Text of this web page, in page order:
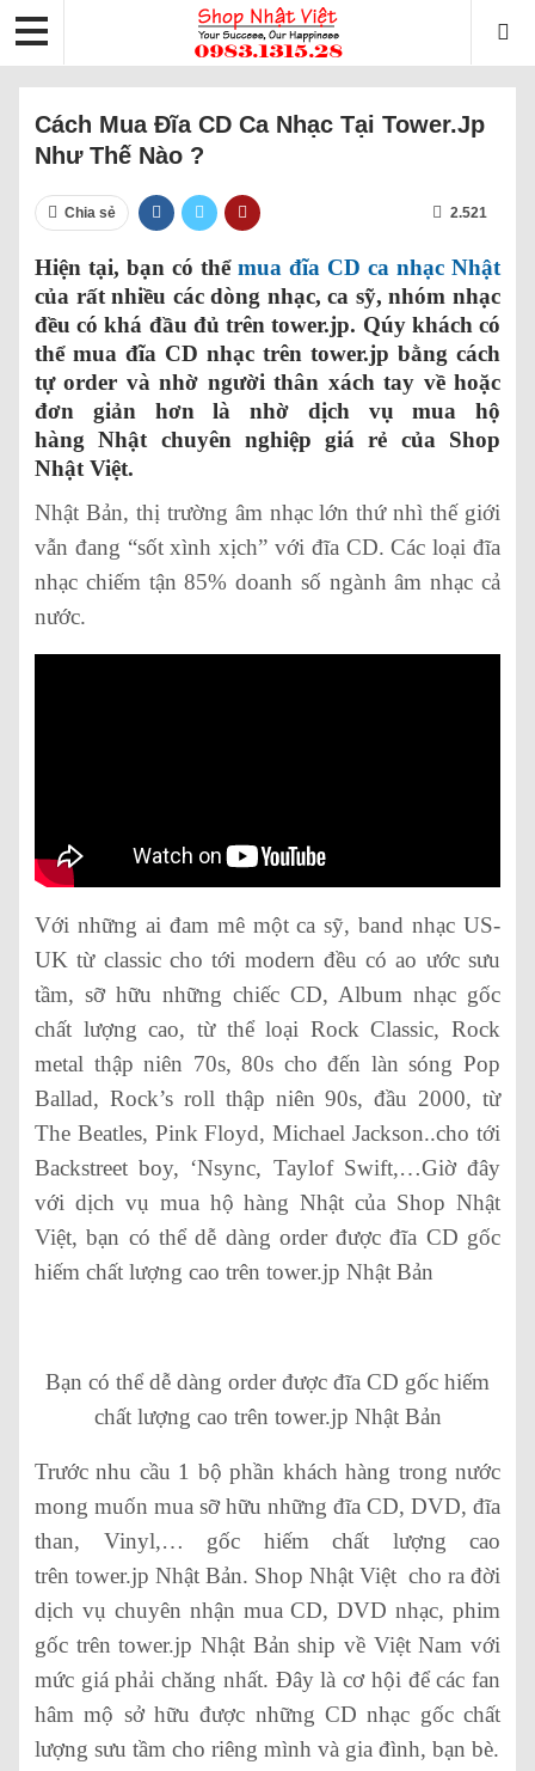
Cách Mua Đĩa CD Ca Nhạc Tại Tower.jp
Như Thế Nào ?
Chia sẻ 2.521
Hiện tại, bạn có thể mua đĩa CD ca nhạc Nhật
của rất nhiều các dòng nhạc, ca sỹ, nhóm nhạc
đều có khá đầu đủ trên tower.jp. Qúy khách có
thể mua đĩa CD nhạc trên tower.jp bằng cách
tự order và nhờ người thân xách tay về hoặc
đơn giản hơn là nhờ dịch vụ mua hộ
hàng Nhật chuyên nghiệp giá rẻ của Shop
Nhật Việt.
Nhật Bản, thị trường âm nhạc lớn thứ nhì thế giới
vẫn đang “sốt xình xịch” với đĩa CD. Các loại đĩa
nhạc chiếm tận 85% doanh số ngành âm nhạc cả
nước.
Với những ai đam mê một ca sỹ, band nhạc US-
UK từ classic cho tới modern đều có ao ước sưu
tầm, sỡ hữu những chiếc CD, Album nhạc gốc
chất lượng cao, từ thể loại Rock Classic, Rock
metal thập niên 70s, 80s cho đến làn sóng Pop
Ballad, Rock’s roll thập niên 90s, đầu 2000, từ
The Beatles, Pink Floyd, Michael Jackson..cho tới
Backstreet boy, ‘Nsync, Taylof Swift,…Giờ đây
với dịch vụ mua hộ hàng Nhật của Shop Nhật
Việt, bạn có thể dễ dàng order được đĩa CD gốc
hiếm chất lượng cao trên tower.jp Nhật Bản
Bạn có thể dễ dàng order được đĩa CD gốc hiếm
chất lượng cao trên tower.jp Nhật Bản
Trước nhu cầu 1 bộ phần khách hàng trong nước
mong muốn mua sỡ hữu những đĩa CD, DVD, đĩa
than, Vinyl,… gốc hiếm chất lượng cao
trên tower.jp Nhật Bản. Shop Nhật Việt cho ra đời
dịch vụ chuyên nhận mua CD, DVD nhạc, phim
gốc trên tower.jp Nhật Bản ship về Việt Nam với
mức giá phải chăng nhất. Đây là cơ hội để các fan
hâm mộ sở hữu được những CD nhạc gốc chất
lượng sưu tầm cho riêng mình và gia đình, bạn bè.